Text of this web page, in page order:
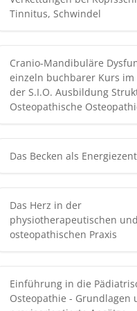
Tinnitus, Schwindel
Cranio-Mandibuläre
einzeln buchbarer Kurs im
der S.I.O. Ausbildung
Osteopathische
Das Becken als
Das Herz in der
physiotherapeutischen und
osteopathischen Praxis
Einführung in die
Osteopathie - Grundlagen